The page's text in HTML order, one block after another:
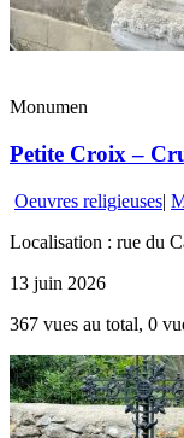
Monumen
Petite Croix –
Oeuvres religieuses|
Localisation : rue du
13 juin 2026
367 vues au total, 0